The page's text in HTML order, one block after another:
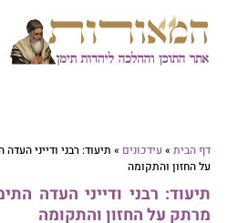
דף הבית » עידכונים » תיעוד: רבני ודייני
על החזון והתקומה
תיעוד: רבני ודייני העדה
מרתק על החזון והתקומה